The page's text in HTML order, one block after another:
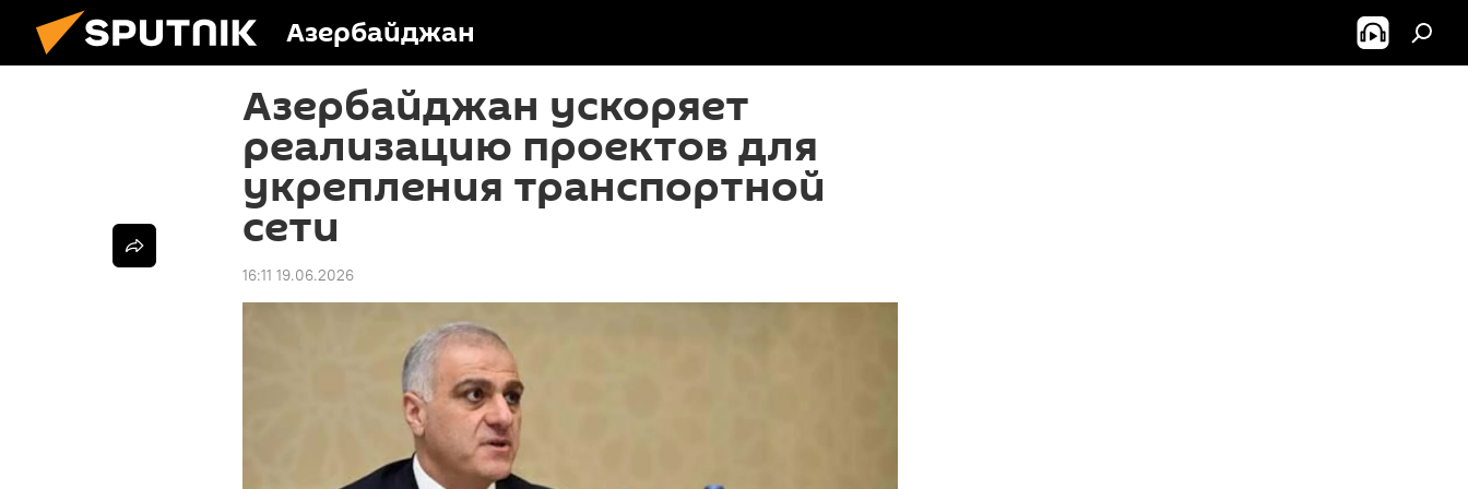
Азербайджан
Азербайджан ускоряет
реализацию проектов для
укрепления транспортной
сети
16:11 19.06.2026